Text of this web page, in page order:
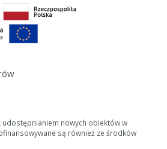
do przetworzenia generowanie pliku
Anuluj
udostępnianiem nowych obiektów w
są również ze środków